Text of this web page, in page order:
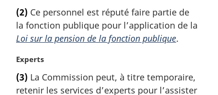
n
a
l
e
:
t
e
m
r
i
n
(2) Ce personnel est réputé faire partie de
la fonction publique pour l’application de la
Loi sur la pension de la fonction publique.
N
t
e
Experts
(3) La Commission peut, à titre temporaire,
retenir les services d’experts pour l’assister